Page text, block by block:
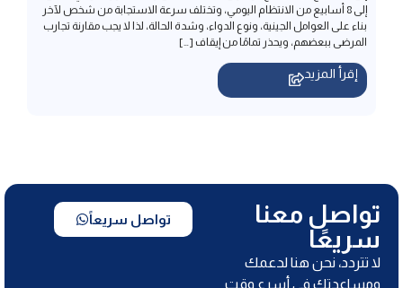
إقرأ المزيد
تواصل معنا
سريعًا
لا تتردد، نحن هنا لدعمك
ومساعدتك في أسرع وقت
تواصل سريعاً